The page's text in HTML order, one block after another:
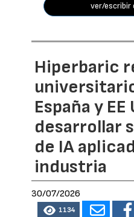
ver/escribir
Hiperbaric
España y EE
desarrollar
de IA
industria
30/07/2026
1134